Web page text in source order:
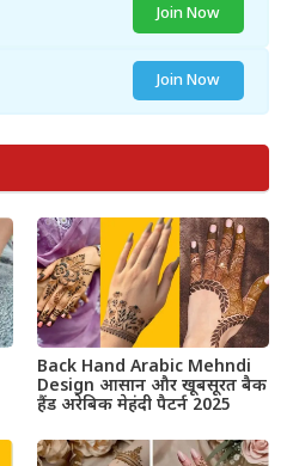
Join Now
Join Now
Back Hand Arabic Mehndi
Design आसान और खूबसूरत बैक
हैंड अरेबिक मेहंदी पैटर्न 2025